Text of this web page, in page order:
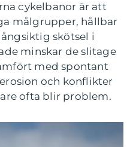
cykelbanor är att
målgrupper, hållbar
skötsel i
minskar de slitage
med spontant
och konflikter
ofta blir problem.